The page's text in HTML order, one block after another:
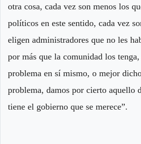
otra cosa, cada vez son menos los
políticos en este sentido, cada vez
eligen administradores que no les
por más que la comunidad los
problema en sí mismo, o mejor
problema, damos por cierto aquello
tiene el gobierno que se merece”.